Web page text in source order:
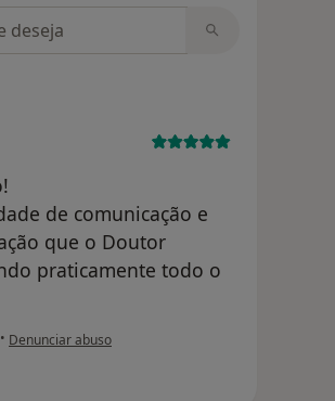
de comunicação e
que o Doutor
praticamente todo o
• na opinião do utilizador Judite Anta
Denunciar abuso